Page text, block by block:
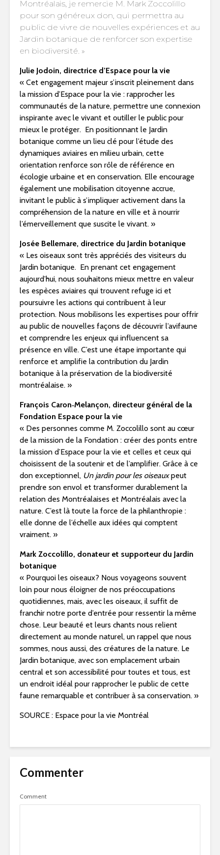
Montréalais, je remercie M. Mark Zoccolillo
pour son généreux don, qui permettra au
public de vivre de nouvelles expériences et au
Jardin botanique de renforcer son expertise
en biodiversité. »
Julie Jodoin, directrice d’Espace pour la vie
« Cet engagement majeur s’inscrit pleinement dans
la mission d’Espace pour la vie : rapprocher les
communautés de la nature, permettre une connexion
inspirante avec le vivant et outiller le public pour
mieux le protéger. En positionnant le Jardin
botanique comme un lieu clé pour l’étude des
dynamiques aviaires en milieu urbain, cette
orientation renforce son rôle de référence en
écologie urbaine et en conservation. Elle encourage
également une mobilisation citoyenne accrue,
invitant le public à s’impliquer activement dans la
compréhension de la nature en ville et à nourrir
l’émerveillement que suscite le vivant. »
Josée Bellemare, directrice du Jardin botanique
« Les oiseaux sont très appréciés des visiteurs du
Jardin botanique. En prenant cet engagement
aujourd’hui, nous souhaitons mieux mettre en valeur
les espèces aviaires qui trouvent refuge ici et
poursuivre les actions qui contribuent à leur
protection. Nous mobilisons les expertises pour offrir
au public de nouvelles façons de découvrir l’avifaune
et comprendre les enjeux qui influencent sa
présence en ville. C’est une étape importante qui
renforce et amplifie la contribution du Jardin
botanique à la préservation de la biodiversité
montréalaise. »
François Caron‑Melançon, directeur général de la
Fondation Espace pour la vie
« Des personnes comme M. Zoccolillo sont au cœur
de la mission de la Fondation : créer des ponts entre
la mission d’Espace pour la vie et celles et ceux qui
choisissent de la soutenir et de l’amplifier. Grâce à ce
don exceptionnel, Un jardin pour les oiseauxpeut
prendre son envol et transformer durablement la
relation des Montréalaises et Montréalais avec la
nature. C’est là toute la force de la philanthropie :
elle donne de l’échelle aux idées qui comptent
vraiment. »
Mark Zoccolillo, donateur et supporteur du Jardin
botanique
« Pourquoi les oiseaux? Nous voyageons souvent
loin pour nous éloigner de nos préoccupations
quotidiennes, mais, avec les oiseaux, il suffit de
franchir notre porte d’entrée pour ressentir la même
chose. Leur beauté et leurs chants nous relient
directement au monde naturel, un rappel que nous
sommes, nous aussi, des créatures de la nature. Le
Jardin botanique, avec son emplacement urbain
central et son accessibilité pour toutes et tous, est
un endroit idéal pour rapprocher le public de cette
faune remarquable et contribuer à sa conservation. »
SOURCE : Espace pour la vie Montréal
Commenter
Comment